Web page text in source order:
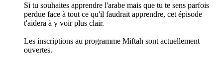
Si tu souhaites apprendre l'arabe mais que tu te sens parfois
perdue face à tout ce qu'il faudrait apprendre, cet épisode
t'aidera à y voir plus clair.
Les inscriptions au programme Miftah sont actuellement
ouvertes.